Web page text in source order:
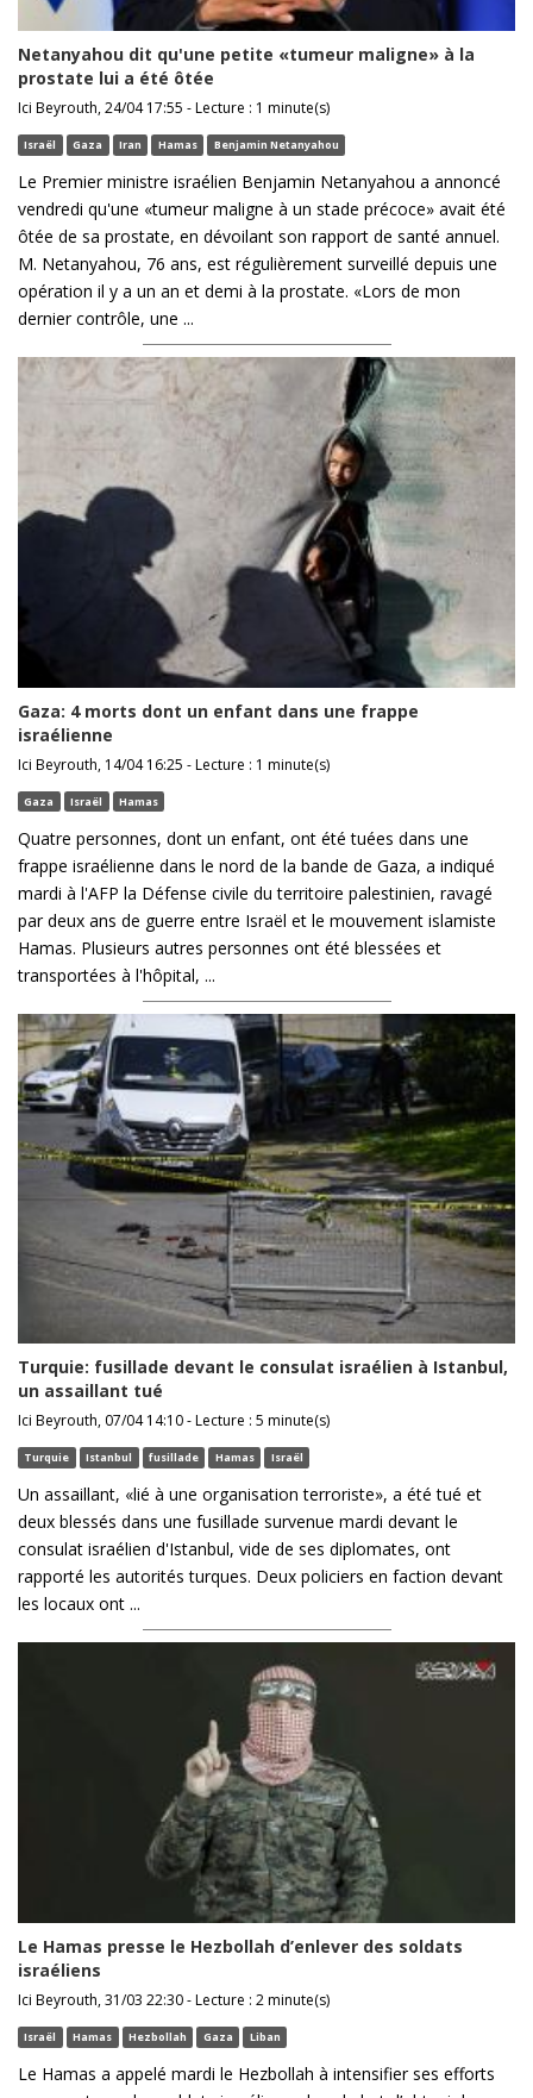
Netanyahou dit qu'une petite «tumeur maligne» à la
prostate lui a été ôtée
Ici Beyrouth, 24/04 17:55 - Lecture : 1 minute(s)
Israël Gaza Iran Hamas Benjamin Netanyahou
Le Premier ministre israélien Benjamin Netanyahou a annoncé
vendredi qu'une «tumeur maligne à un stade précoce» avait été
ôtée de sa prostate, en dévoilant son rapport de santé annuel.
M. Netanyahou, 76 ans, est régulièrement surveillé depuis une
opération il y a un an et demi à la prostate. «Lors de mon
dernier contrôle, une ...
Gaza: 4 morts dont un enfant dans une frappe
israélienne
Ici Beyrouth, 14/04 16:25 - Lecture : 1 minute(s)
Gaza Israël Hamas
Quatre personnes, dont un enfant, ont été tuées dans une
frappe israélienne dans le nord de la bande de Gaza, a indiqué
mardi à l'AFP la Défense civile du territoire palestinien, ravagé
par deux ans de guerre entre Israël et le mouvement islamiste
Hamas. Plusieurs autres personnes ont été blessées et
transportées à l'hôpital, ...
Turquie: fusillade devant le consulat israélien à Istanbul,
un assaillant tué
Ici Beyrouth, 07/04 14:10 - Lecture : 5 minute(s)
Turquie Istanbul fusillade Hamas Israël
Un assaillant, «lié à une organisation terroriste», a été tué et
deux blessés dans une fusillade survenue mardi devant le
consulat israélien d'Istanbul, vide de ses diplomates, ont
rapporté les autorités turques. Deux policiers en faction devant
les locaux ont ...
Le Hamas presse le Hezbollah d’enlever des soldats
israéliens
Ici Beyrouth, 31/03 22:30 - Lecture : 2 minute(s)
Israël Hamas Hezbollah Gaza Liban
Le Hamas a appelé mardi le Hezbollah à intensifier ses efforts